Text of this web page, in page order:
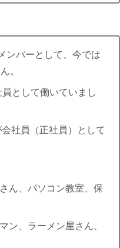
ンバーとして、今では
。
として働いていまし
会社員（正社員）として
ん、パソコン教室、保
ン、ラーメン屋さん、